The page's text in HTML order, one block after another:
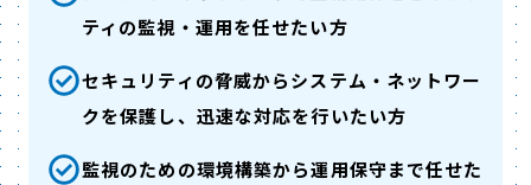
ティの監視・運用を任せたい方
セキュリティの脅威からシステム・ネットワー
クを保護し、迅速な対応を行いたい方
監視のための環境構築から運用保守まで任せた